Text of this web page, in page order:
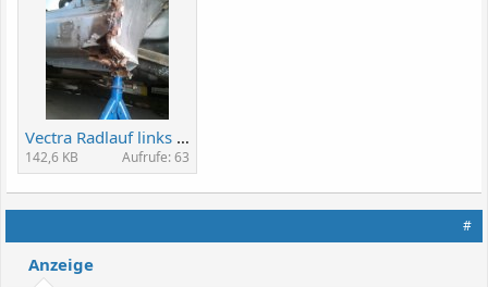
Vectra Radlauf links (3).jpg
142,6 KB Aufrufe: 63
#
Anzeige